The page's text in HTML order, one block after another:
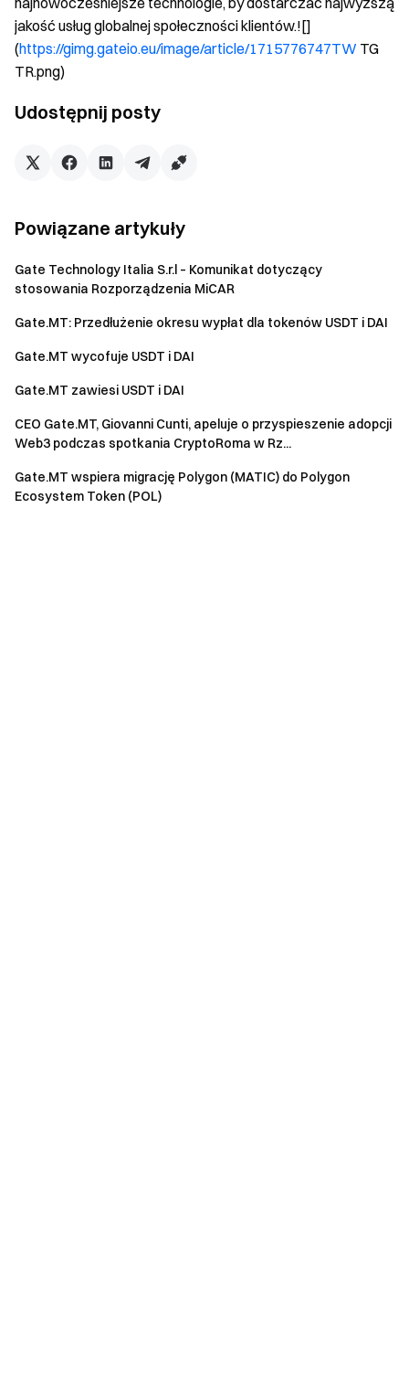
jakość usług globalnej społeczności klientów.![]
(https://gimg.gateio.eu/image/article/1715776747TW TG
TR.png)
Udostępnij posty
Powiązane artykuły
Gate Technology Italia S.r.l – Komunikat dotyczący
stosowania Rozporządzenia MiCAR
Gate.MT: Przedłużenie okresu wypłat dla tokenów USDT i DAI
Gate.MT wycofuje USDT i DAI
Gate.MT zawiesi USDT i DAI
CEO Gate.MT, Giovanni Cunti, apeluje o przyspieszenie adopcji
Web3 podczas spotkania CryptoRoma w Rz...
Gate.MT wspiera migrację Polygon (MATIC) do Polygon
Ecosystem Token (POL)